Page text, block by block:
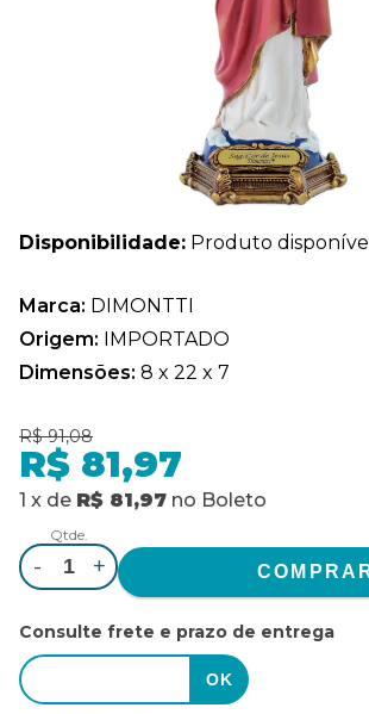
Disponibilidade: Produto disponível
Marca: DIMONTTI
Origem: IMPORTADO
Dimensões: 8 x 22 x 7
R$ 91,08
R$ 81,97
1 x de R$ 81,97 no Boleto
Qtde.
- +
Consulte frete e prazo de entrega